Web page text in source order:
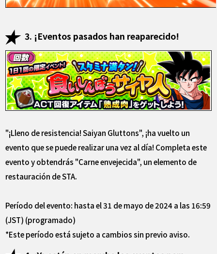
3. ¡Eventos pasados ​​han reaparecido!
"¡Lleno de resistencia! Saiyan Gluttons", ¡ha vuelto un
evento que se puede realizar una vez al día! Completa este
evento y obtendrás "Carne envejecida", un elemento de
restauración de STA.
Período del evento: hasta el 31 de mayo de 2024 a las 16:59
(JST) (programado)
*Este período está sujeto a cambios sin previo aviso.